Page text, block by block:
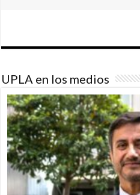
UPLA en los medios